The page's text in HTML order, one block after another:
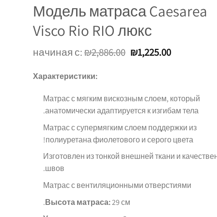
Модель матраса Caesarea
Visco Rio RIO люкс
начиная с:₪2,886.00 ₪1,225.00
Характеристики:
Матрас с мягким вискозным слоем, который
анатомически адаптируется к изгибам тела.
Матрас с супермягким слоем поддержки из
полиуретана фиолетового и серого цвета!
Изготовлен из тонкой внешней ткани и
швов.
Матрас с вентиляционными отверстиями
Высота матраса:29 см.